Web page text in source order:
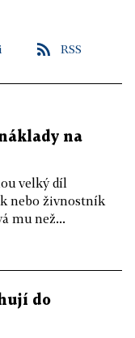
RSS
na
velký díl
nebo živnostník
mu než...
do